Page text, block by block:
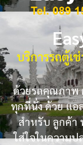
บริการรถตู้เ
ด้วยรถคุณภาพ
ทุกที่นั่ง ด้วย แ
สำหรับ ลูกค้า
ใส่ใจในความป